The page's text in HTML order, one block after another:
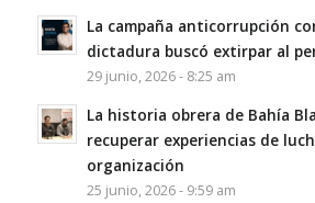
La campaña anticorrupción
dictadura buscó extirpar al
29 junio, 2026 - 8:25 am
La historia obrera de Bahía
recuperar experiencias de
organización
25 junio, 2026 - 9:59 am